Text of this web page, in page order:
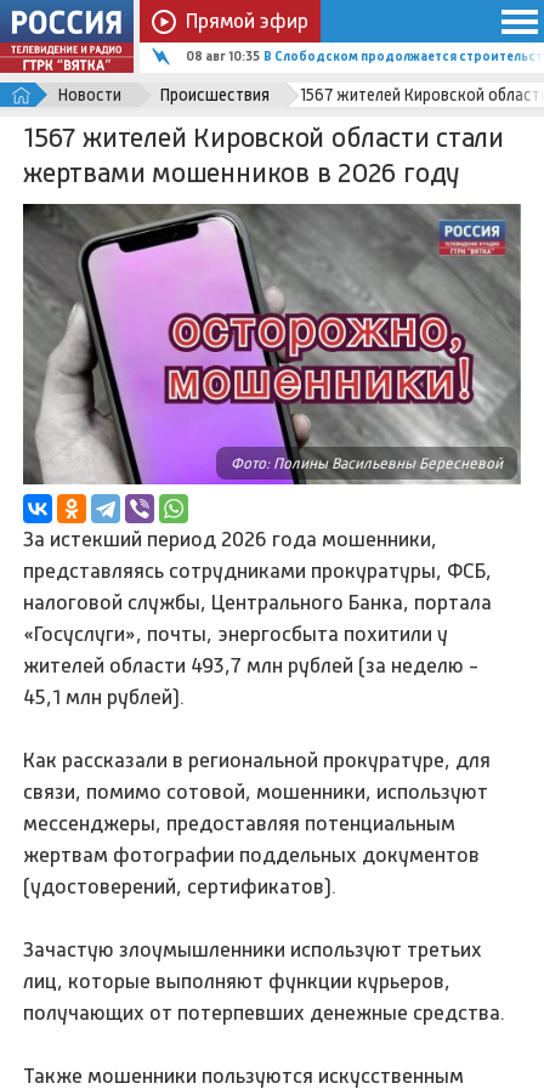
Прямой эфир
08 авг 10:35 В Слободском продолжается
Новости Происшествия 1567 жителей Кировской
1567 жителей Кировской области стали
жертвами мошенников в 2026 году
Фото: Полины Васильевны Бересневой
За истекший период 2026 года мошенники,
представляясь сотрудниками прокуратуры, ФСБ,
налоговой службы, Центрального Банка, портала
«Госуслуги», почты, энергосбыта похитили у
жителей области 493,7 млн рублей (за неделю -
45,1 млн рублей).
Как рассказали в региональной прокуратуре, для
связи, помимо сотовой, мошенники, используют
мессенджеры, предоставляя потенциальным
жертвам фотографии поддельных документов
(удостоверений, сертификатов).
Зачастую злоумышленники используют третьих
лиц, которые выполняют функции курьеров,
получающих от потерпевших денежные средства.
Также мошенники пользуются искусственным